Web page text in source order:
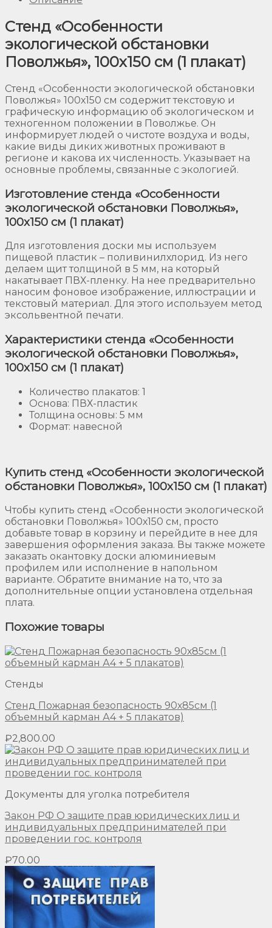
Стенд «Особенности
экологической обстановки
Поволжья», 100х150 см (1 плакат)
Стенд «Особенности экологической обстановки
Поволжья» 100х150 см содержит текстовую и
графическую информацию об экологическом и
техногенном положении в Поволжье. Он
информирует людей о чистоте воздуха и воды,
какие виды диких животных проживают в
регионе и какова их численность. Указывает на
основные проблемы, связанные с экологией.
Изготовление стенда «Особенности
экологической обстановки Поволжья»,
100х150 см (1 плакат)
Для изготовления доски мы используем
пищевой пластик – поливинилхлорид. Из него
делаем щит толщиной в 5 мм, на который
накатывает ПВХ-пленку. На нее предварительно
наносим фоновое изображение, иллюстрации и
текстовый материал. Для этого используем метод
эксольвентной печати.
Характеристики стенда «Особенности
экологической обстановки Поволжья»,
100х150 см (1 плакат)
Количество плакатов: 1
Основа: ПВХ-пластик
Толщина основы: 5 мм
Формат: навесной
Купить стенд «Особенности экологической
обстановки Поволжья», 100х150 см (1 плакат)
Чтобы купить стенд «Особенности экологической
обстановки Поволжья» 100х150 см, просто
добавьте товар в корзину и перейдите в нее для
завершения оформления заказа. Вы также можете
заказать окантовку доски алюминиевым
профилем или исполнение в напольном
варианте. Обратите внимание на то, что за
дополнительные опции установлена отдельная
плата.
Похожие товары
Стенды
Стенд Пожарная безопасность 90х85см (1
объемный карман А4 + 5 плакатов)
₽2,800.00
Документы для уголка потребителя
Закон РФ О защите прав юридических лиц и
индивидуальных предпринимателей при
проведении гос. контроля
₽70.00